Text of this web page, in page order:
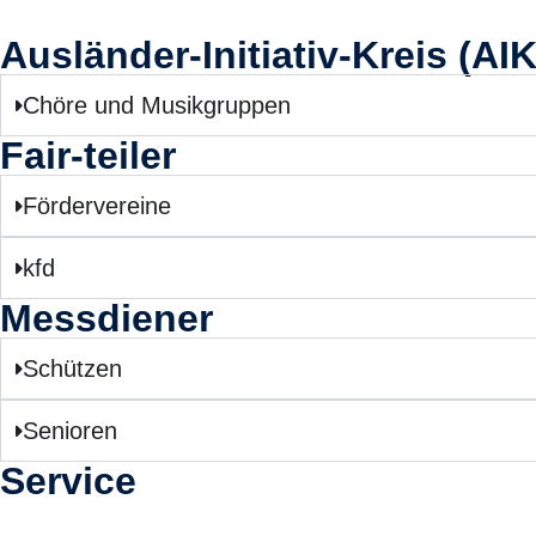
Ausländer-Initiativ-Kreis
Chöre und Musikgruppen
Fair-teiler
Fördervereine
kfd
Messdiener
Schützen
Senioren
Service